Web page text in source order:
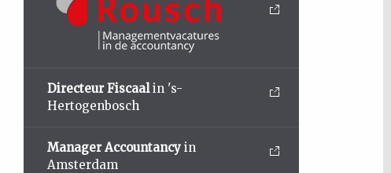
Directeur Fiscaalin 's-
Hertogenbosch
Manager Accountancy in
Amsterdam